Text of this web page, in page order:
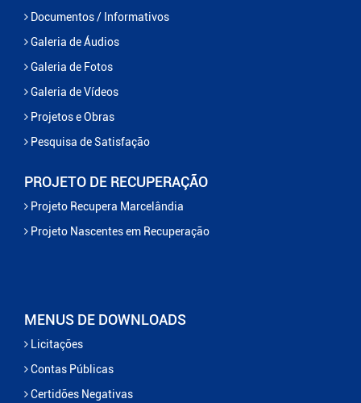
Documentos / Informativos
Galeria de Áudios
Galeria de Fotos
Galeria de Vídeos
Projetos e Obras
Pesquisa de Satisfação
PROJETO DE RECUPERAÇÃO
Projeto Recupera Marcelândia
Projeto Nascentes em Recuperação
MENUS DE DOWNLOADS
Licitações
Contas Públicas
Certidões Negativas